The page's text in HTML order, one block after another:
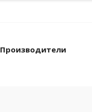
Производители